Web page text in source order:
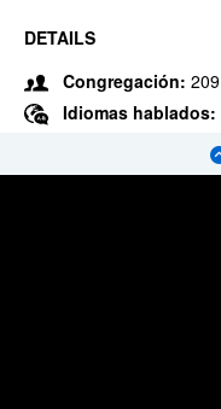
DETAILS
Congregación: 209
Idiomas hablados: